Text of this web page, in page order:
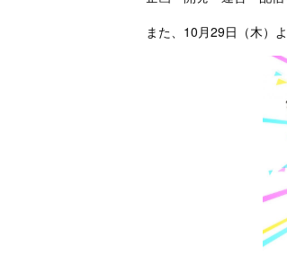
また、10月29日（木）